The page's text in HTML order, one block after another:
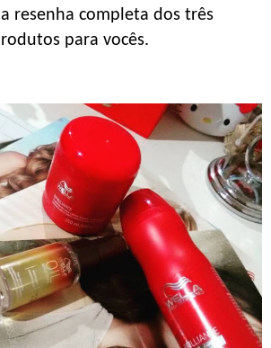
resenha completa dos três
para vocês.